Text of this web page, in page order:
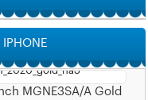
MGNE3SA/A Gold